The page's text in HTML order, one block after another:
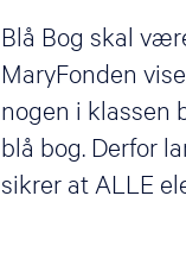
Blå Bog skal
MaryFonden
nogen i klassen
blå bog. Derfor
sikrer at ALLE